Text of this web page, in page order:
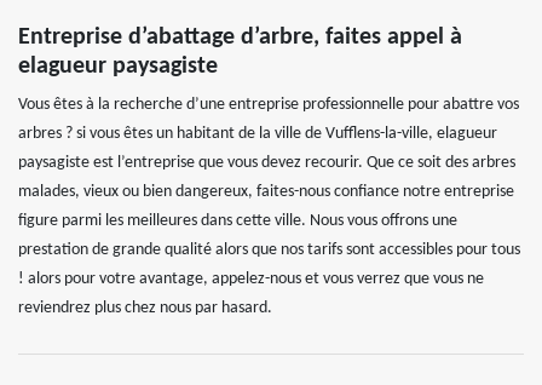
Entreprise d’abattage d’arbre, faites appel à
elagueur paysagiste
Vous êtes à la recherche d’une entreprise professionnelle pour abattre vos
arbres ? si vous êtes un habitant de la ville de Vufflens-la-ville, elagueur
paysagiste est l’entreprise que vous devez recourir. Que ce soit des arbres
malades, vieux ou bien dangereux, faites-nous confiance notre entreprise
figure parmi les meilleures dans cette ville. Nous vous offrons une
prestation de grande qualité alors que nos tarifs sont accessibles pour tous
! alors pour votre avantage, appelez-nous et vous verrez que vous ne
reviendrez plus chez nous par hasard.